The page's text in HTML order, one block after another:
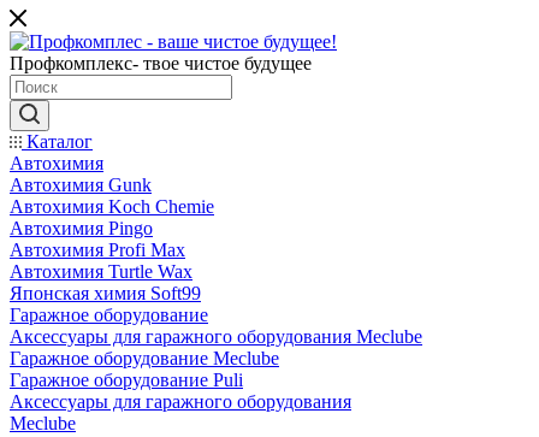
Профкомплекс- твое чистое будущее
Каталог
Автохимия
Автохимия Gunk
Автохимия Koch Chemie
Автохимия Pingo
Автохимия Profi Max
Автохимия Turtle Wax
Японская химия Soft99
Гаражное оборудование
Аксессуары для гаражного оборудования Meclube
Гаражное оборудование Meclube
Гаражное оборудование Puli
Аксессуары для гаражного оборудования
Meclube